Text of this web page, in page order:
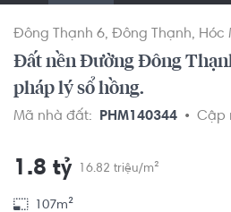
Đông Thạnh 6 Đông Thạnh Hóc
Đất nền Đường Đông
pháp lý sổ hồng.
Mã nhà đất: PHM140344 Cập
1.8 tỷ 16.82 triệu/m²
107m²